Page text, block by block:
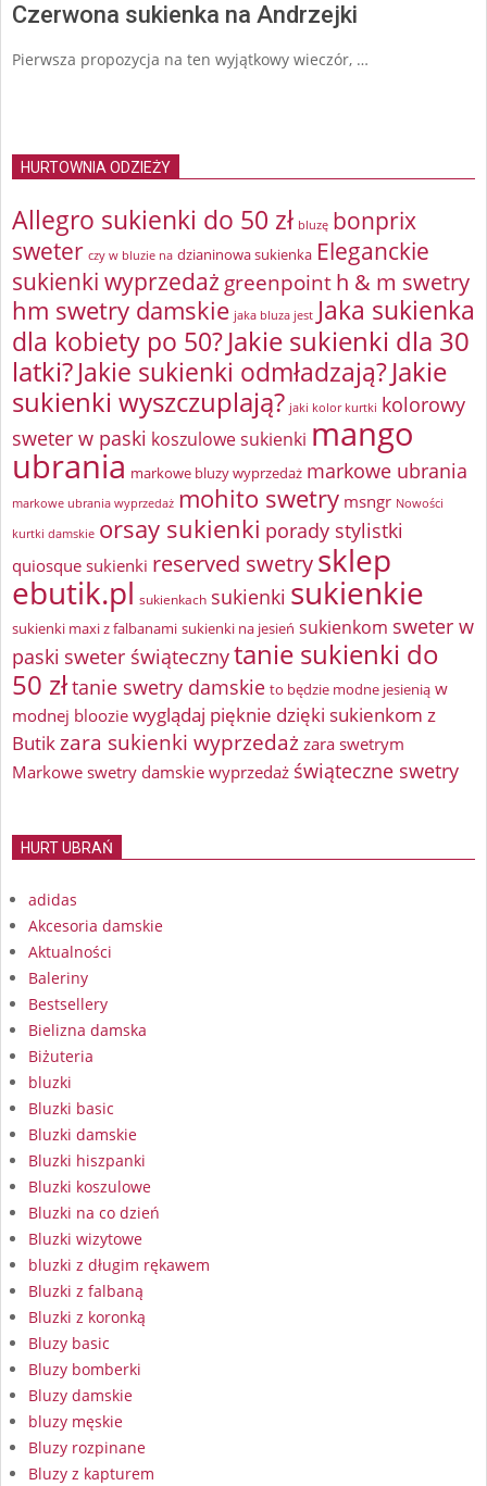
Czerwona sukienka na Andrzejki
Pierwsza propozycja na ten wyjątkowy wieczór, …
HURTOWNIA ODZIEŻY
Allegro sukienki do 50 zł bluzę bonprix
sweter czy w bluzie na dzianinowa sukienka Eleganckie
sukienki wyprzedaż greenpointh & m swetry
hm swetry damskie jaka bluza jest Jaka sukienka
dla kobiety po 50?Jakie sukienki dla 30
latki?Jakie sukienki odmładzają?Jakie
sukienki wyszczuplają? jaki kolor kurtki kolorowy
sweter w paski koszulowe sukienki mango
ubrania markowe bluzy wyprzedaż markowe ubrania
markowe ubrania wyprzedaż mohito swetry msngr Nowości
kurtki damskie orsay sukienki porady stylistki
quiosque sukienki reserved swetrysklep
ebutik.pl sukienkach sukienki sukienkie
sukienki maxi z falbanami sukienki na jesień sukienkom sweter w
paski sweter świątecznytanie sukienki do
50 złtanie swetry damskie to będzie modne jesienią w
modnej bloozie wyglądaj pięknie dzięki sukienkom z
Butikzara sukienki wyprzedażzara swetrym
Markowe swetry damskie wyprzedaż świąteczne swetry
HURT UBRAŃ
adidas
Akcesoria damskie
Aktualności
Baleriny
Bestsellery
Bielizna damska
Biżuteria
bluzki
Bluzki basic
Bluzki damskie
Bluzki hiszpanki
Bluzki koszulowe
Bluzki na co dzień
Bluzki wizytowe
bluzki z długim rękawem
Bluzki z falbaną
Bluzki z koronką
Bluzy basic
Bluzy bomberki
Bluzy damskie
bluzy męskie
Bluzy rozpinane
Bluzy z kapturem